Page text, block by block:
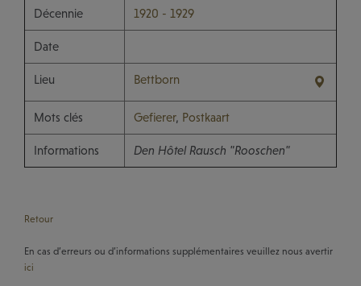
Décennie 1920 - 1929
Date
Lieu Bettborn
Mots clés Gefierer, Postkaart
Informations Den Hôtel Rausch "Rooschen"
Retour
En cas d’erreurs ou d’informations supplémentaires veuillez nous avertir
ici